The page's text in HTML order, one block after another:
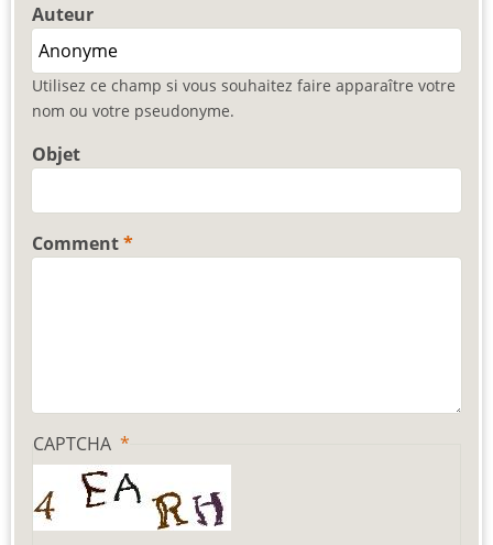
Auteur
Utilisez ce champ si vous souhaitez faire apparaître votre
nom ou votre pseudonyme.
Objet
Comment
CAPTCHA